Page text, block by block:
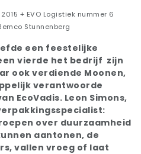
+ EVO Logistiek nummer 6
Stunnenberg
een feestelijke
vierde het bedrijf zijn
ook verdiende Moonen,
verantwoorde
EcoVadis. Leon Simons,
over duurzaamheid
aantonen, de
vallen vroeg of laat